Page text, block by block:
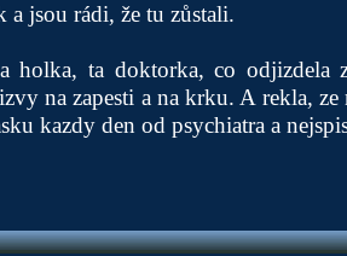
a jsou rádi, že tu zůstali.
holka, ta doktorka, co odjizdela
na zapesti a na krku. A rekla,
kazdy den od psychiatra a